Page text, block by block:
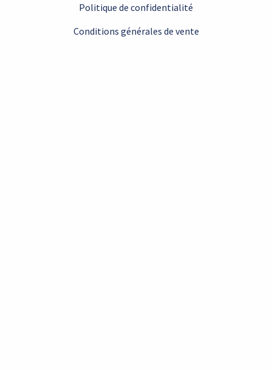
Politique de confidentialité
Conditions générales de vente